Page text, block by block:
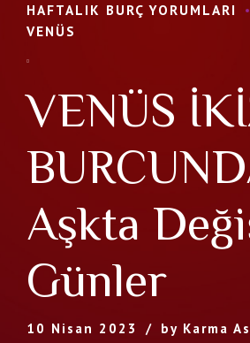
HAFTALIK BURÇ YORUMLARI
VENÜS
VENÜS
Aşkta
Günler
10 Nisan 2023
by Karma